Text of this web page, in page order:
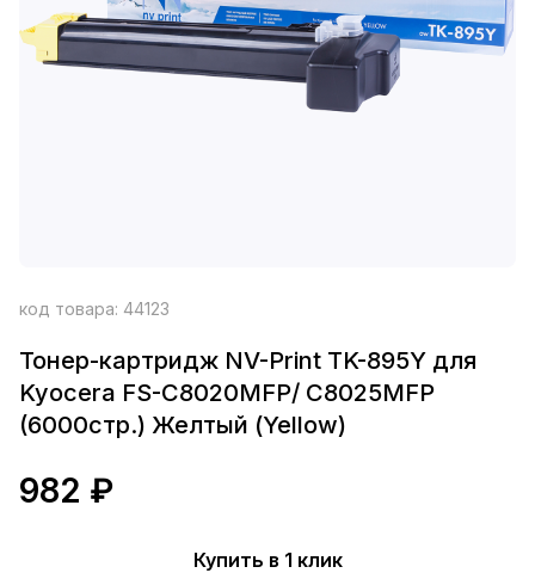
код товара: 44123
Тонер-картридж NV-Print TK-895Y для
Kyocera FS-C8020MFP/ C8025MFP
(6000стр.) Желтый (Yellow)
982 ₽
Купить в 1 клик